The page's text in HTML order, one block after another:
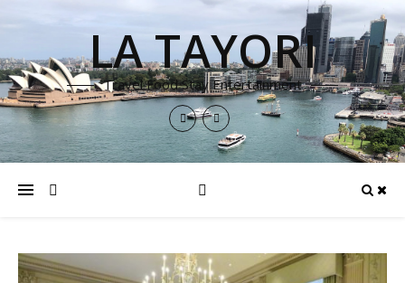
LA TAYORI
Travel Food Stay Entertainment